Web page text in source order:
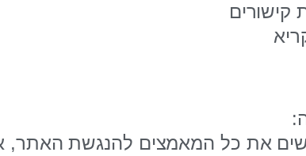
קישורים
את כל המאמצים להנגשת האתר,